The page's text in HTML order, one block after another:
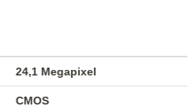
24,1 Megapixel
CMOS